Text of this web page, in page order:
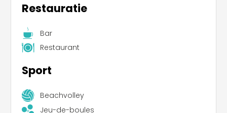
Restauratie
Bar
Restaurant
Sport
Beachvolley
Jeu-de-boules